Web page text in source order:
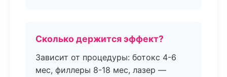
Сколько держится эффект?
Зависит от процедуры: ботокс 4-6
мес, филлеры 8-18 мес, лазер —